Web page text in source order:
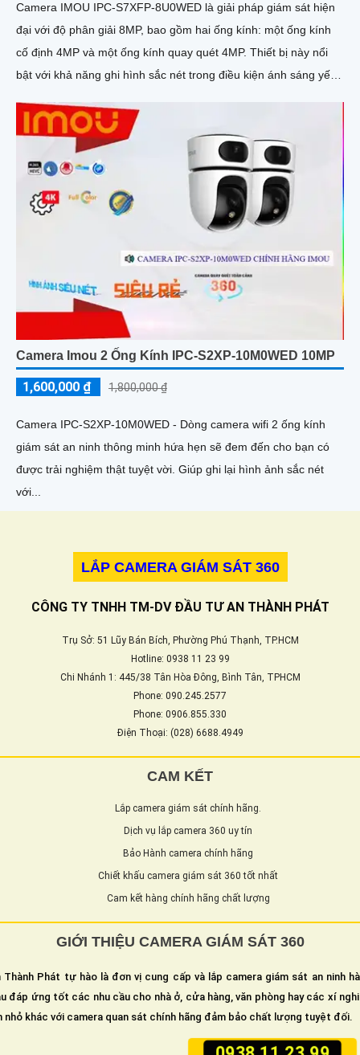
Camera IMOU IPC-S7XFP-8U0WED là giải pháp giám sát hiện
đại với độ phân giải 8MP, bao gồm hai ống kính: một ống kính
cố định 4MP và một ống kính quay quét 4MP. Thiết bị này nổi
bật với khả năng ghi hình sắc nét trong điều kiện ánh sáng yếu
Camera Imou 2 Ống Kính IPC-S2XP-10M0WED 10MP
1,600,000 ₫ 1,800,000 ₫
Camera IPC-S2XP-10M0WED - Dòng camera wifi 2 ống kính
giám sát an ninh thông minh hứa hẹn sẽ đem đến cho bạn có
được trải nghiệm thật tuyệt vời. Giúp ghi lại hình ảnh sắc nét
với...
LẮP CAMERA GIÁM SÁT 360
CÔNG TY TNHH TM-DV ĐẦU TƯ AN THÀNH PHÁT
Trụ Sở: 51 Lũy Bán Bích, Phường Phú Thạnh, TP.HCM
Hotline: 0938 11 23 99
Chi Nhánh 1: 445/38 Tân Hòa Đông, Bình Tân, TPHCM
Phone: 090.245.2577
Phone: 0906.855.330
Điện Thoại: (028) 6688.4949
CAM KẾT
Lắp camera giám sát chính hãng.
Dịch vụ lắp camera 360 uy tín
Bảo Hành camera chính hãng
Chiết khấu camera giám sát 360 tốt nhất
Cam kết hàng chính hãng chất lượng
GIỚI THIỆU CAMERA GIÁM SÁT 360
Thành Phát tự hào là đơn vị cung cấp và lắp camera giám sát an ninh
đáp ứng tốt các nhu cầu cho nhà ở, cửa hàng, văn phòng hay các xí
nhỏ khác với camera quan sát chính hãng đảm bảo chất lượng tuyệt đối.